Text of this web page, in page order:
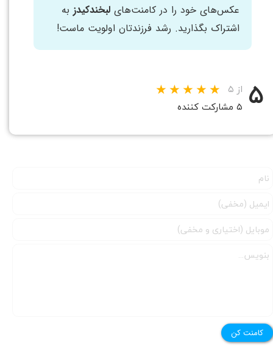
عکس‌های خود را در کامنت‌های لبخندکیدزبه
اشتراک بگذارید. رشد فرزندتان اولویت ماست!
۵ از ۵
۵ مشارکت کننده
کامنت کن